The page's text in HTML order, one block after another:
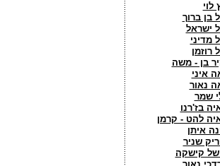
לוי
בן ברוך
ישראל
מדיני
רוזמן
בן - משה
איני
נאור
שמר
בז'רנו
להט - קרמן
איתן
שניר
קישקה